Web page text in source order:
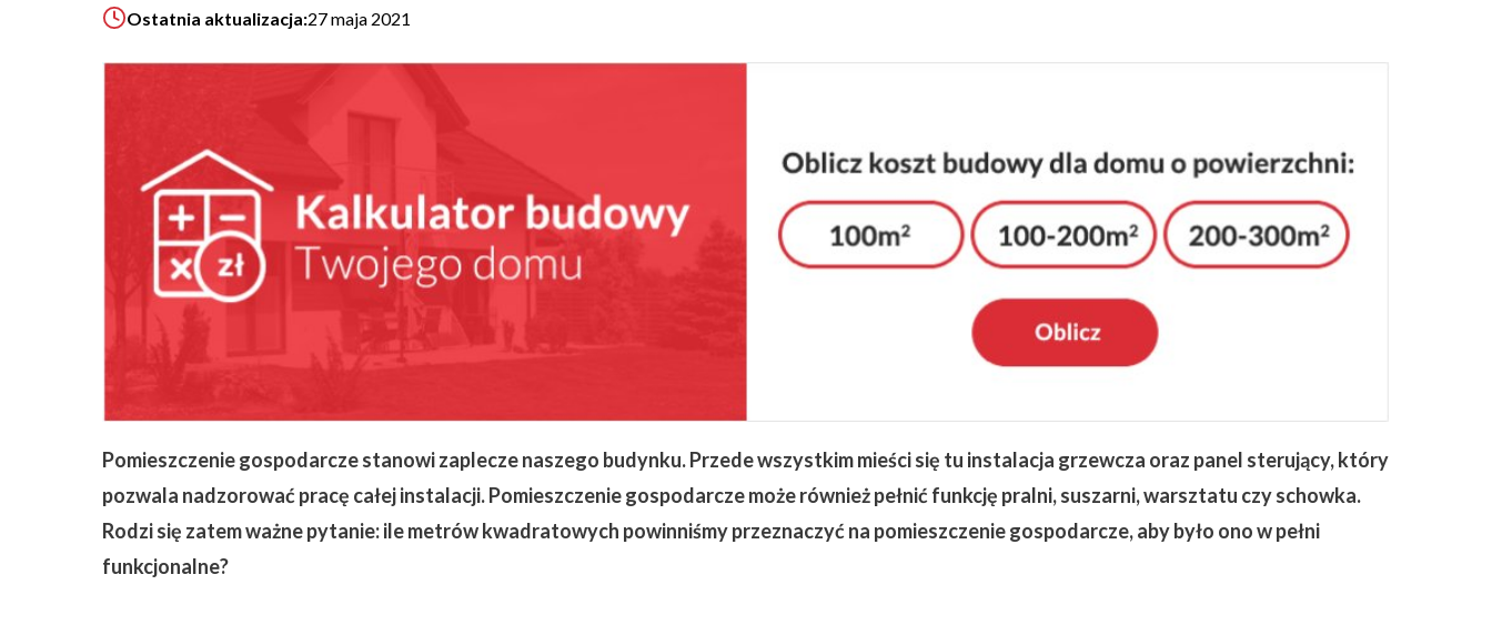
Ogrody
KALKULATOR BUDOWY
BLOG
KONAKT
ZAPISZ SIĘ
Ostatnia aktualizacja:27 maja 2021
Pomieszczenie gospodarcze stanowi zaplecze naszego budynku. Przede wszystkim mieści się tu instalacja grzewcza oraz panel sterujący, który
pozwala nadzorować pracę całej instalacji. Pomieszczenie gospodarcze może również pełnić funkcję pralni, suszarni, warsztatu czy schowka.
Rodzi się zatem ważne pytanie: ile metrów kwadratowych powinniśmy przeznaczyć na pomieszczenie gospodarcze, aby było ono w pełni
funkcjonalne?